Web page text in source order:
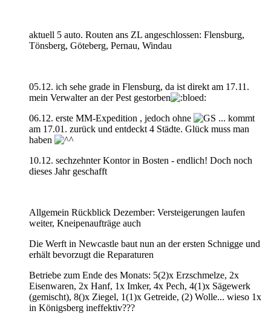
aktuell 5 auto. Routen ans ZL angeschlossen: Flensburg,
Tönsberg, Göteberg, Pernau, Windau
05.12. ich sehe grade in Flensburg, da ist direkt am 17.11.
mein Verwalter an der Pest gestorben
06.12. erste MM-Expedition , jedoch ohne
... kommt
am 17.01. zurück und entdeckt 4 Städte. Glück muss man
haben
10.12. sechzehnter Kontor in Bosten - endlich! Doch noch
dieses Jahr geschafft
Allgemein Rückblick Dezember: Versteigerungen laufen
weiter, Kneipenaufträge auch
Die Werft in Newcastle baut nun an der ersten Schnigge und
erhält bevorzugt die Reparaturen
Betriebe zum Ende des Monats: 5(2)x Erzschmelze, 2x
Eisenwaren, 2x Hanf, 1x Imker, 4x Pech, 4(1)x Sägewerk
(gemischt), 8()x Ziegel, 1(1)x Getreide, (2) Wolle... wieso 1x
in Königsberg ineffektiv???